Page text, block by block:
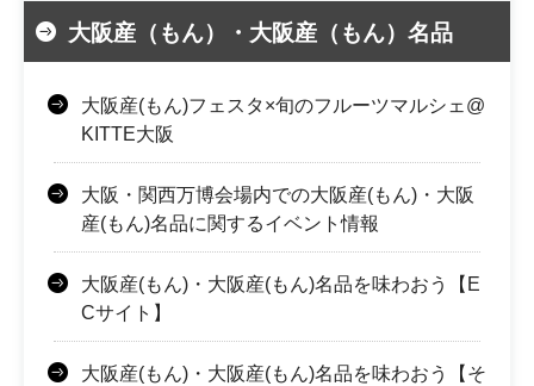
大阪産（もん）・大阪産（もん）名品
大阪産(もん)フェスタ×旬のフルーツマルシェ@
KITTE大阪
大阪・関西万博会場内での大阪産(もん)・大阪
産(もん)名品に関するイベント情報
大阪産(もん)・大阪産(もん)名品を味わおう【E
Cサイト】
大阪産(もん)・大阪産(もん)名品を味わおう【そ